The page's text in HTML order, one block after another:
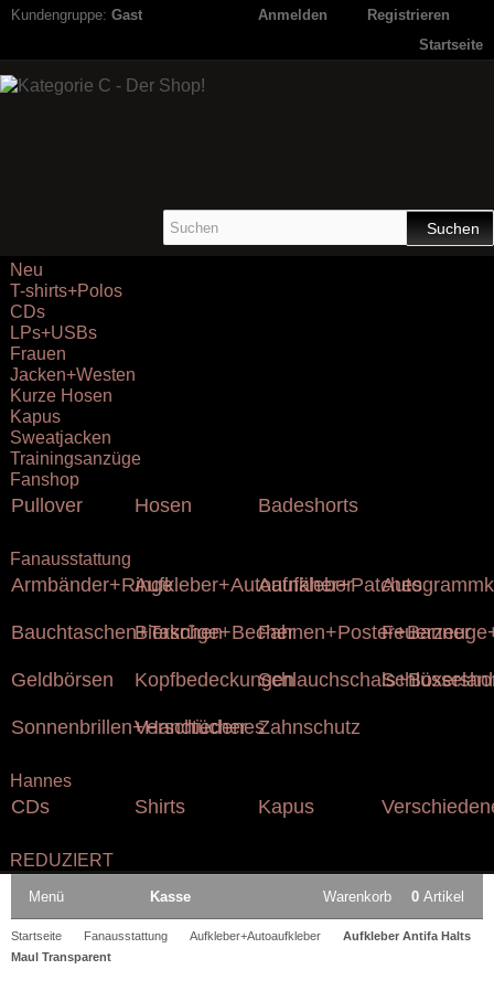
Kundengruppe: Gast Registrieren
Anmelden
Startseite
Suchen
Neu
T-shirts+Polos
CDs
LPs+USBs
Frauen
Jacken+Westen
Kurze Hosen
Kapus
Sweatjacken
Trainingsanzüge
Fanshop
Pullover Hosen Badeshorts
Fanausstattung
Armbänder+RingeAufkleber+Autoaufkleber
Aufnäher+Patches
Bauchtaschen+Taschen
Bierkrüge+BecherFahnen+Poster+Banner
Geldbörsen Kopfbedeckungen
Sonnenbrillen+Handtücher
VerschiedenesZahnschutz
Hannes
CDs Shirts Kapus
REDUZIERT
Menü Kasse Warenkorb 0 Artikel
Startseite Fanausstattung Aufkleber+Autoaufkleber
Aufkleber Antifa Halts
Maul Transparent